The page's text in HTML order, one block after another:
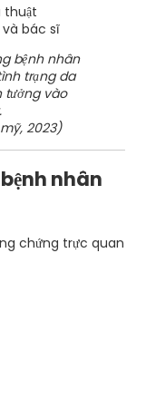
thuật
và bác sĩ
bệnh nhân
trạng da
tưởng vào
2023)
nhân
chứng trực quan